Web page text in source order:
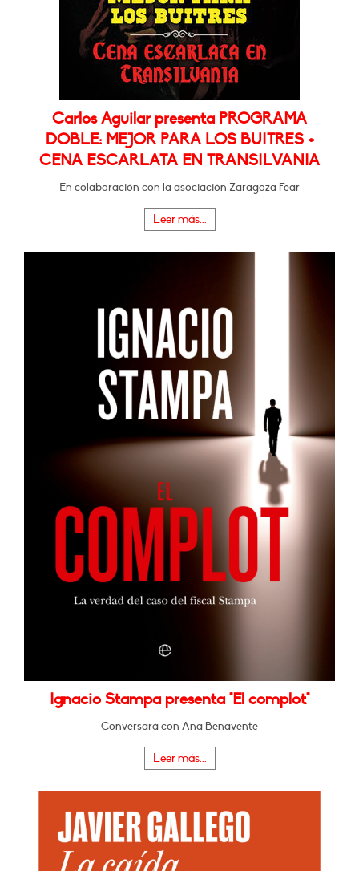
Carlos Aguilar presenta PROGRAMA
DOBLE: MEJOR PARA LOS BUITRES +
CENA ESCARLATA EN TRANSILVANIA
En colaboración con la asociación Zaragoza Fear
Leer más...
Ignacio Stampa presenta "El complot"
Conversará con Ana Benavente
Leer más...